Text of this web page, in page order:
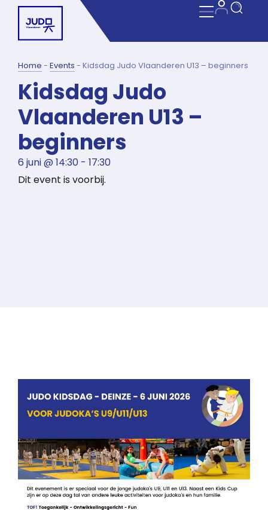
Home - Events - Kidsdag Judo Vlaanderen U13 – beginners
Kidsdag Judo
Vlaanderen U13 –
beginners
6 juni@ 14:30 - 17:30
Dit event is voorbij.